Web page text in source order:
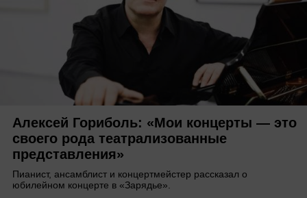
Алексей Гориболь: «Мои концерты — это
своего рода театрализованные
представления»
Пианист, ансамблист и концертмейстер рассказал о
юбилейном концерте в «Зарядье».